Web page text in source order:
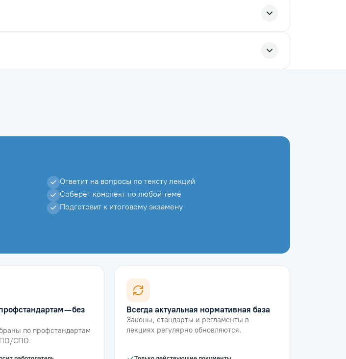
Ответит на вопросы по тексту лекций
Соберёт конспект по любой теме
Подготовит к итоговому экзамену
— без
по профстандартам
СПО.
Всегда актуальная нормативная база
Законы, стандарты и регламенты в
лекциях регулярно обновляются.